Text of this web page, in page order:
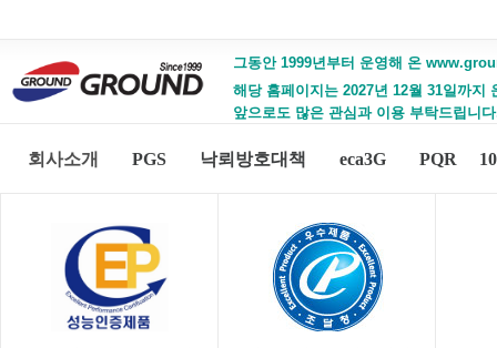
그동안 1999년부터 운영해 온
해당 홈페이지는 2027년 12월 31일까
앞으로도 많은 관심과 이용 부탁드립니
회사소개 PGS 낙뢰방호대책 eca3G PQR